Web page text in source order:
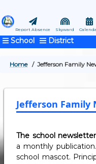
to
main
content
Skyward
Report Absence
School District
BREADCRUMB
Home Jefferson Family
Jefferson Family
The school
a monthly
school mascot.